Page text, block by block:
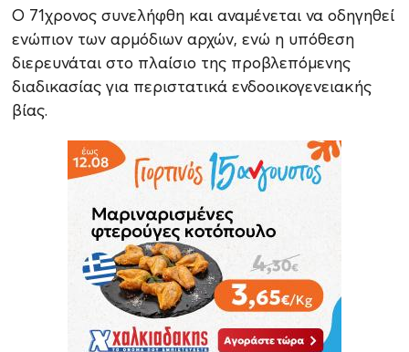
Ο 71χρονος συνελήφθη και αναμένεται να οδηγηθεί
ενώπιον των αρμόδιων αρχών, ενώ η υπόθεση
διερευνάται στο πλαίσιο της προβλεπόμενης
διαδικασίας για περιστατικά ενδοοικογενειακής
βίας.